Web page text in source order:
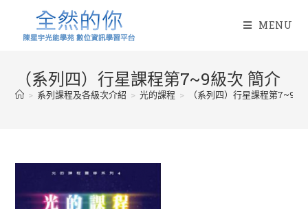
content
MENU
（系列四）行星課程第7~9級次 簡介
> 系列課程及各級次介紹 > 光的課程 > （系列四）行星課程第7~9級